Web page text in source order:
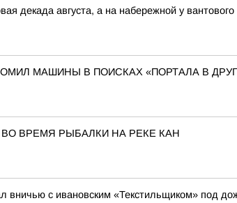
декада августа, а на набережной у
МАШИНЫ В ПОИСКАХ «ПОРТАЛА В
ВРЕМЯ РЫБАЛКИ НА РЕКЕ КАН
вничью с ивановским «Текстильщиком» под